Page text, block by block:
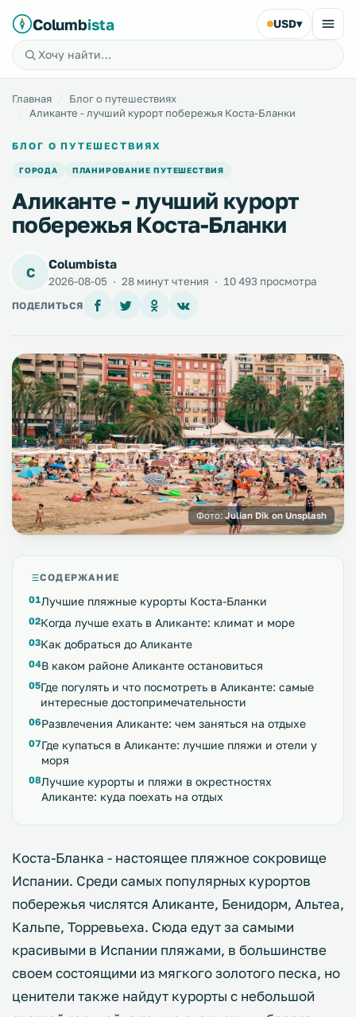
Columbista USD▾
Главная
Блог о путешествиях
Аликанте - лучший курорт побережья Коста-Бланки
БЛОГ О ПУТЕШЕСТВИЯХ
ГОРОДА ПЛАНИРОВАНИЕ ПУТЕШЕСТВИЯ
Аликанте - лучший курорт
побережья Коста-Бланки
C
Columbista
2026-08-05 · 28 минут чтения · 10 493 просмотра
ПОДЕЛИТЬСЯ
Фото: Julian Dik on Unsplash
СОДЕРЖАНИЕ
Лучшие пляжные курорты Коста-Бланки
Когда лучше ехать в Аликанте: климат и море
Как добраться до Аликанте
В каком районе Аликанте остановиться
Где погулять и что посмотреть в Аликанте: самые
интересные достопримечательности
Развлечения Аликанте: чем заняться на отдыхе
Где купаться в Аликанте: лучшие пляжи и отели у
моря
Лучшие курорты и пляжи в окрестностях
Аликанте: куда поехать на отдых
Коста-Бланка - настоящее пляжное сокровище
Испании. Среди самых популярных курортов
побережья числятся Аликанте, Бенидорм, Альтеа,
Кальпе, Торревьеха. Сюда едут за самыми
красивыми в Испании пляжами, в большинстве
своем состоящими из мягкого золотого песка, но
ценители также найдут курорты с небольшой